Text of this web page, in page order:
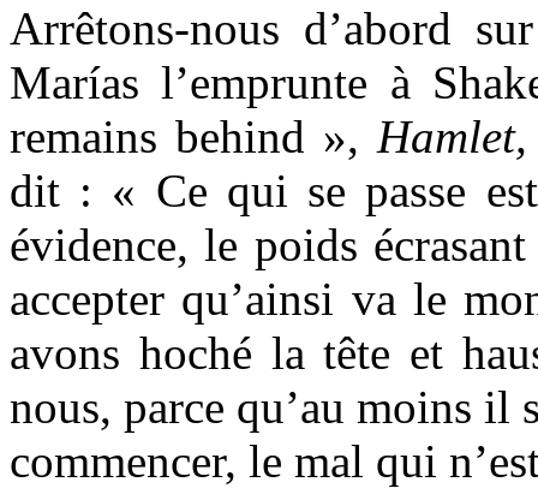
Arrêtons-nous d’abord
Marías l’emprunte à
remains behind »,
dit : « Ce qui se passe
évidence, le poids
accepter qu’ainsi va le
avons hoché la tête et
nous, parce qu’au moins il
commencer, le mal qui